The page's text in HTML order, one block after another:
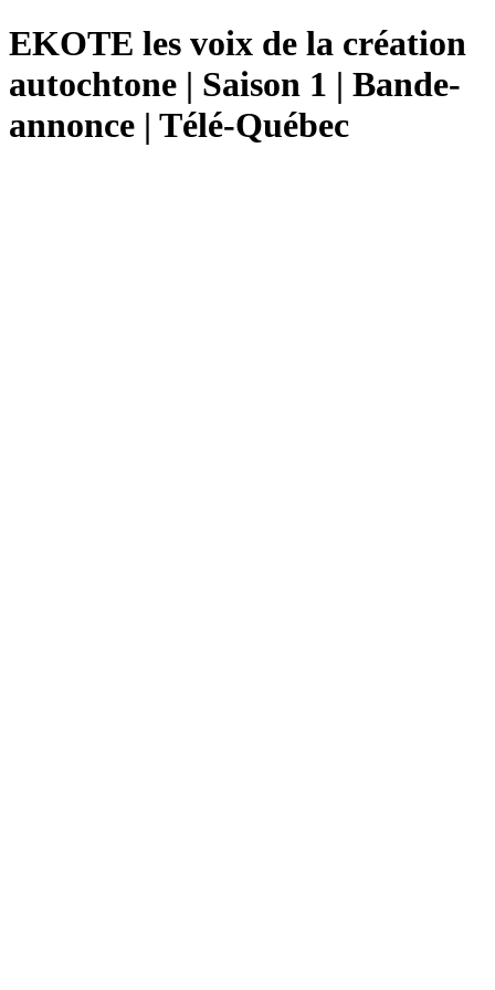
EKOTE les voix de la création
autochtone | Saison 1 | Bande-
annonce | Télé-Québec